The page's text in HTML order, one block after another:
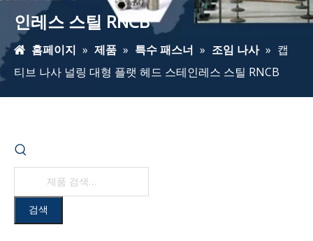
인레스 스틸 RNCB
홈페이지 » 제품 » 특수 패스너 » 조임 나사 » 캡
티브 나사 널링 대형 플랫 헤드 스테인레스 스틸 RNCB
검색